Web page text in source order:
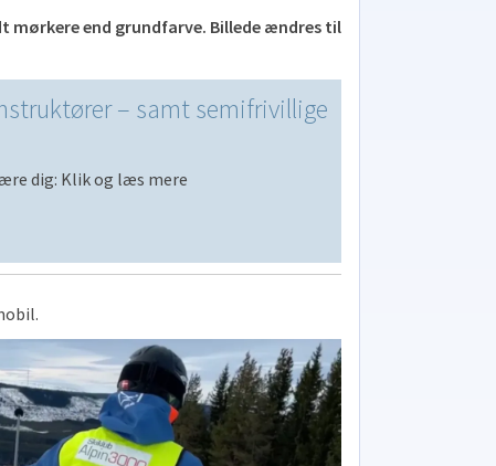
mørkere end grundfarve. Billede ændres til
– samt semifrivillige
dig: Klik og læs mere